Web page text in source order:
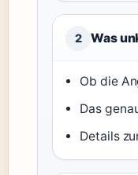
2 Was
Ob die
Das
Details